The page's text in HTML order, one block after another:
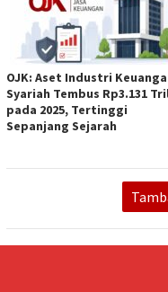
OJK: Aset Industri
Syariah Tembus Rp3.131
pada 2025, Tertinggi
Sepanjang Sejarah